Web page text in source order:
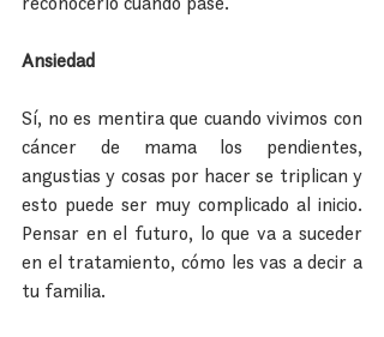
Ansiedad
Sí, no es mentira que cuando vivimos con
cáncer de mama los pendientes,
angustias y cosas por hacer se triplican y
esto puede ser muy complicado al inicio.
Pensar en el futuro, lo que va a suceder
en el tratamiento, cómo les vas a decir a
tu familia.